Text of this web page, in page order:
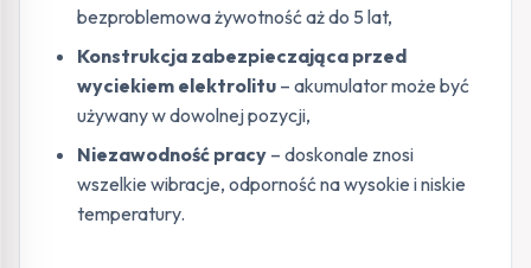
bezproblemowa żywotność aż do 5 lat,
Konstrukcja zabezpieczająca przed
wyciekiem elektrolitu – akumulator może być
używany w dowolnej pozycji,
Niezawodność pracy – doskonale znosi
wszelkie wibracje, odporność na wysokie i niskie
temperatury.